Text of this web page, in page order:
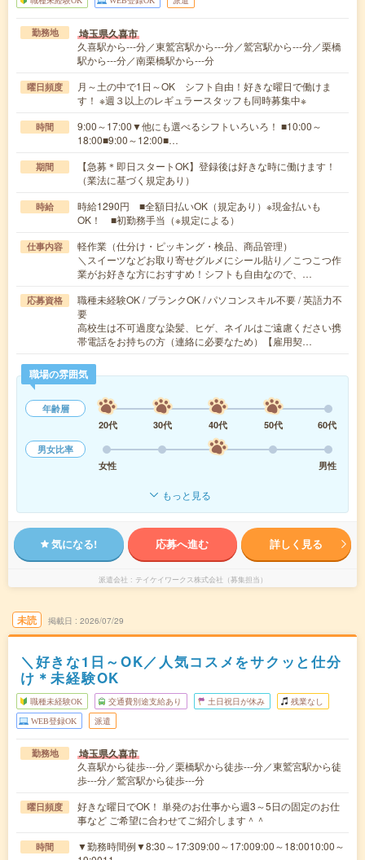
勤務地 埼玉県久喜市
久喜駅から---分／東鷲宮駅から---分／鷲宮駅から---分／栗橋
駅から---分／南栗橋駅から---分
曜日頻度
月～土の中で1日～OK シフト自由！好きな曜日で働けま
す！ ※週３以上のレギュラースタッフも同時募集中※
時間
9:00～17:00▼他にも選べるシフトいろいろ！ ■10:00～
18:00■9:00～12:00■…
期間
【急募＊即日スタートOK】登録後は好きな時に働けます！
（業法に基づく規定あり）
時給
時給1290円 ■全額日払いOK（規定あり）※現金払いも
OK！ ■初勤務手当（※規定による）
仕事内容
軽作業（仕分け・ピッキング・検品、商品管理）
＼スイーツなどお取り寄せグルメにシール貼り／こつこつ作
業がお好きな方におすすめ！シフトも自由なので、…
応募資格
職種未経験OK / ブランクOK / パソコンスキル不要 / 英語力不
要
高校生は不可過度な染髪、ヒゲ、ネイルはご遠慮ください携
帯電話をお持ちの方（連絡に必要なため）【雇用契…
職場の雰囲気
年齢層
20代
30代 40代 50代
60代
男女比率
女性
男性
もっと見る
気になる! 応募へ進む 詳しく見る
派遣会社 テイケイワークス株式会社（募集担当）
未読 掲載日 2026/07/29
＼好きな1日～OK／人気コスメをサクッと仕分
け＊未経験OK
職種未経験OK 交通費別途支給あり 土日祝日が休み 残業なし
WEB登録OK 派遣
勤務地 埼玉県久喜市
久喜駅から徒歩---分／栗橋駅から徒歩---分／東鷲宮駅から徒
歩---分／鷲宮駅から徒歩---分
曜日頻度
好きな曜日でOK！ 単発のお仕事から週3～5日の固定のお仕
事など ご希望に合わせてご紹介します＾＾
時間
▼勤務時間例▼8:30～17:309:00～17:009:00～18:0010:00～